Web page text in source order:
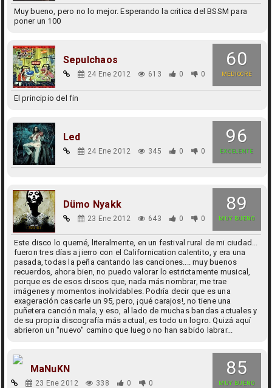
Muy bueno, pero no lo mejor. Esperando la critica del BSSM para
poner un 100
60
MEDIOCRE
Sepulchaos
24 Ene 2012 613 0 0
El principio del fin
96
EXCELENTE
Led
24 Ene 2012 345 0 0
89
MUY BUENO
Dümo Nyakk
23 Ene 2012 643 0 0
Este disco lo quemé, literalmente, en un festival rural de mi ciudad...
fueron tres días a jierro con el Californication calentito, y era una
pasada, todas la peña cantando las canciones.... muy buenos
recuerdos, ahora bien, no puedo valorar lo estrictamente musical,
porque es de esos discos que, nada más nombrar, me trae
imágenes y momentos inolvidables. Podría decir que es una
exageración cascarle un 95, pero, ¡qué carajos!, no tiene una
puñetera canción mala, y eso, al lado de muchas bandas actuales y
de su propia discografía más actual, es todo un logro. Quizá aquí
abrieron un "nuevo" camino que luego no han sabido labrar...
85
MUY BUENO
MaNuKN
23 Ene 2012 338 0 0